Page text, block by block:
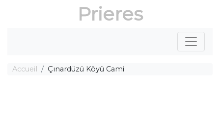
Prieres
Accueil Çınardüzü Köyü Cami